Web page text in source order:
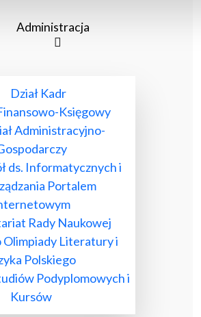
Administracja
Dział Kadr
Księgowy
Administracyjno-
ds. Informatycznych i
Portalem
Rady Naukowej
Olimpiady Literatury i
Polskiego
Podyplomowych i
Kursów